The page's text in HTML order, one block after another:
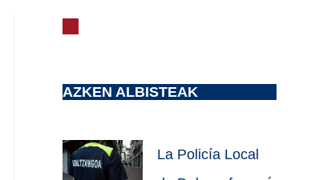
AZKEN ALBISTEAK
La Policía Local